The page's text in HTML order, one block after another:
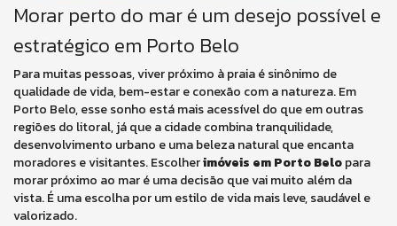
Morar perto do mar é um desejo possível e
estratégico em Porto Belo
Para muitas pessoas, viver próximo à praia é sinônimo de
qualidade de vida, bem-estar e conexão com a natureza. Em
Porto Belo, esse sonho está mais acessível do que em outras
regiões do litoral, já que a cidade combina tranquilidade,
desenvolvimento urbano e uma beleza natural que encanta
moradores e visitantes. Escolherimóveis em Porto Belopara
morar próximo ao mar é uma decisão que vai muito além da
vista. É uma escolha por um estilo de vida mais leve, saudável e
valorizado.